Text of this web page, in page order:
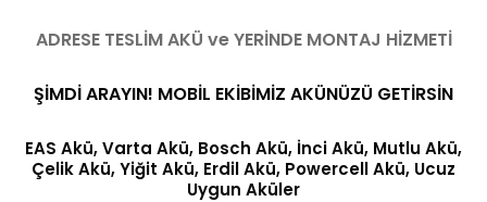
ADRESE TESLİM AKÜ ve YERİNDE MONTAJ HİZMETİ
ŞİMDİ ARAYIN! MOBİL EKİBİMİZ AKÜNÜZÜ GETİRSİN
EAS Akü, Varta Akü, Bosch Akü, İnci Akü, Mutlu Akü,
Çelik Akü, Yiğit Akü, Erdil Akü, Powercell Akü, Ucuz
Uygun Aküler